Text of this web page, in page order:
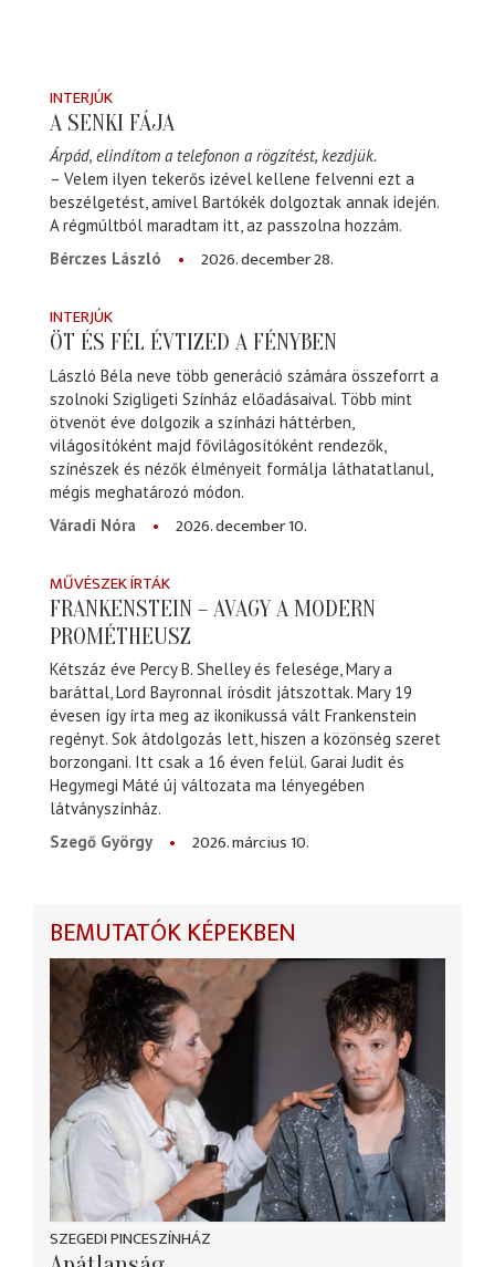
INTERJÚK
A SENKI FÁJA
Árpád, elindítom a telefonon a rögzítést, kezdjük.
– Velem ilyen tekerős izével kellene felvenni ezt a
beszélgetést, amivel Bartókék dolgoztak annak idején.
A régmúltból maradtam itt, az passzolna hozzám.
Bérczes László
2026. december 28.
INTERJÚK
ÖT ÉS FÉL ÉVTIZED A FÉNYBEN
László Béla neve több generáció számára összeforrt a
szolnoki Szigligeti Színház előadásaival. Több mint
ötvenöt éve dolgozik a színházi háttérben,
világosítóként majd fővilágosítóként rendezők,
színészek és nézők élményeit formálja láthatatlanul,
mégis meghatározó módon.
Váradi Nóra
2026. december 10.
MŰVÉSZEK ÍRTÁK
FRANKENSTEIN – AVAGY A MODERN
PROMÉTHEUSZ
Kétszáz éve Percy B. Shelley és felesége, Mary a
baráttal, Lord Bayronnal írósdit játszottak. Mary 19
évesen így írta meg az ikonikussá vált Frankenstein
regényt. Sok átdolgozás lett, hiszen a közönség szeret
borzongani. Itt csak a 16 éven felül. Garai Judit és
Hegymegi Máté új változata ma lényegében
látványszínház.
Szegő György
2026. március 10.
BEMUTATÓK KÉPEKBEN
SZEGEDI PINCESZÍNHÁZ